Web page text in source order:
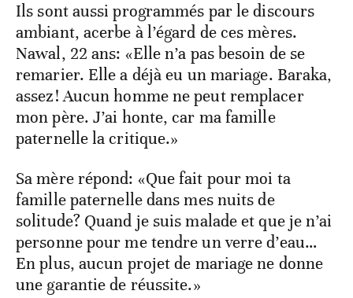
Ils sont aussi programmés par le discours
ambiant, acerbe à l’égard de ces mères.
Nawal, 22 ans: «Elle n’a pas besoin de se
remarier. Elle a déjà eu un mariage. Baraka,
assez! Aucun homme ne peut remplacer
mon père. J’ai honte, car ma famille
paternelle la critique.»
Sa mère répond: «Que fait pour moi ta
famille paternelle dans mes nuits de
solitude? Quand je suis malade et que je n’ai
personne pour me tendre un verre d’eau…
En plus, aucun projet de mariage ne donne
une garantie de réussite.»